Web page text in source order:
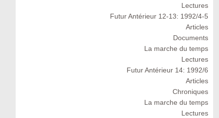
Lectures
Futur Antérieur 12-13: 1992/4-5
Articles
Documents
La marche du temps
Lectures
Futur Antérieur 14: 1992/6
Articles
Chroniques
La marche du temps
Lectures